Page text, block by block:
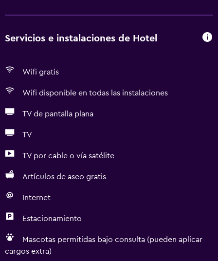
Servicios e instalaciones de Hotel
Wifi gratis
Wifi disponible en todas las instalaciones
TV de pantalla plana
TV
TV por cable o vía satélite
Artículos de aseo gratis
Internet
Estacionamiento
Mascotas permitidas bajo consulta (pueden aplicar
cargos extra)